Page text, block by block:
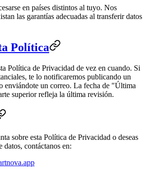
en países distintos al tuyo. Nos
las garantías adecuadas al transferir datos
Política
Política de Privacidad de vez en cuando. Si
te lo notificaremos publicando un
enviándote un correo. La fecha de "Última
superior refleja la última revisión.
sobre esta Política de Privacidad o deseas
datos, contáctanos en: